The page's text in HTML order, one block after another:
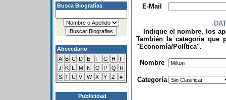
Busca Biografías
Abecedario
A B C D E F G H
I
J
K L M N O P Q
R
S T U V W X Y Z #
Publicidad
E-Mail
Indique el nombre, los
También la categoría que
"Economía/Política".
Nombre
Categoría